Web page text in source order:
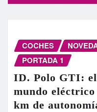
COCHES
PORTADA 1
ID. Polo GTI:
mundo
km de